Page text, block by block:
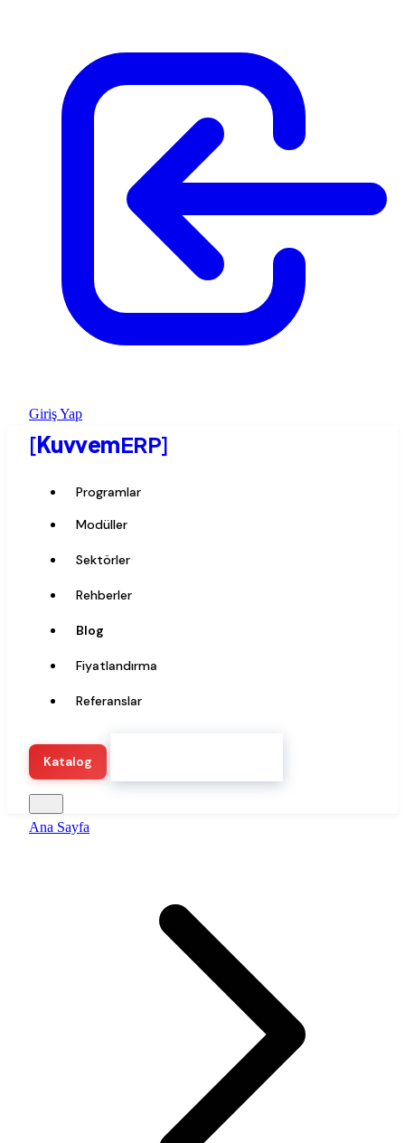
Giriş Yap
[KuvvemERP]
Programlar
Modüller
Sektörler
Rehberler
Blog
Fiyatlandırma
Referanslar
Katalog
Ana Sayfa